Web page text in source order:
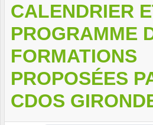
CALENDRIER
PROGRAMME
FORMATIONS
PROPOSÉES
CDOS